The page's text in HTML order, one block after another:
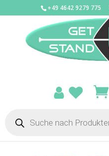
+49 4642 9279 775
search